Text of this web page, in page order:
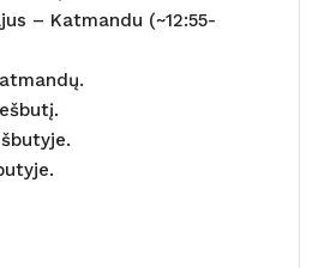
– Katmandu (~12:55-